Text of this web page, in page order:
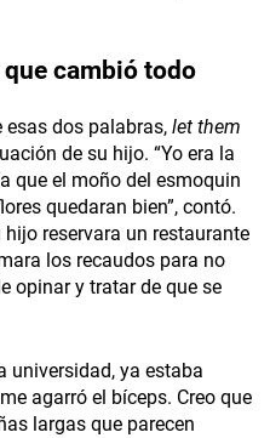
cambió todo
esas dos palabras, let them
de su hijo. “Yo era la
que el moño del esmoquin
quedaran bien”, contó.
reservara un restaurante
los recaudos para no
opinar y tratar de que se
universidad, ya estaba
agarró el bíceps. Creo que
largas que parecen